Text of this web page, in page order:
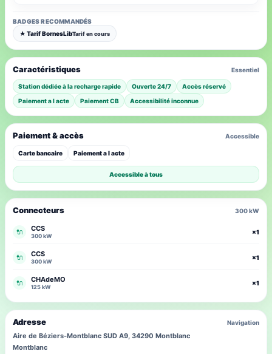
BADGES RECOMMANDÉS
★ Tarif BornesLibTarif en cours
Caractéristiques Essentiel
Station dédiée à la recharge rapide Ouverte 24/7
Accès réservé
Paiement a l acte
Paiement CB Accessibilité inconnue
Connecteurs 300 kW
🔌 CCS
300 kW
×1
🔌 CCS
300 kW
×1
🔌 CHAdeMO
125 kW
×1
Paiement & accès Accessible
Carte bancaire Paiement a l acte
Accessible à tous
Adresse Navigation
Aire de Béziers-Montblanc SUD A9, 34290 Montblanc
Montblanc